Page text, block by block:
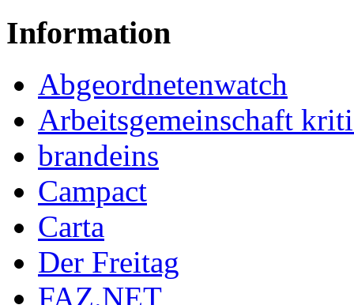
Information
Abgeordnetenwatch
Arbeitsgemeinschaft
brandeins
Campact
Carta
Der Freitag
FAZ.NET